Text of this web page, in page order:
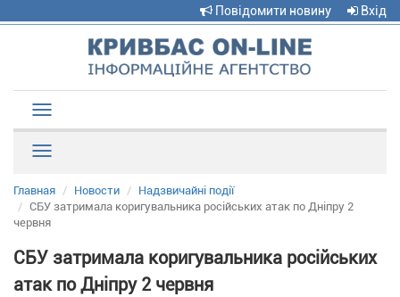
Повідомити новину Вхід
navigation
Главная Новости
Надзвичайні події
СБУ затримала коригувальника російських атак по Дніпру 2
червня
СБУ затримала коригувальника російських
атак по Дніпру 2 червня